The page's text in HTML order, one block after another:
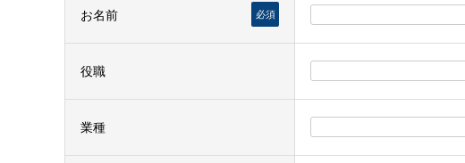
お名前 必須
役職
業種